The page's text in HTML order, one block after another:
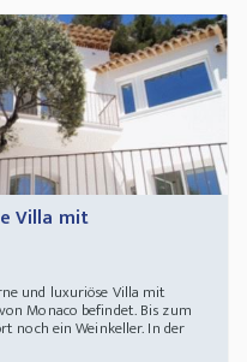
Villa mit
und luxuriöse Villa mit
Monaco befindet. Bis zum
noch ein Weinkeller. In der